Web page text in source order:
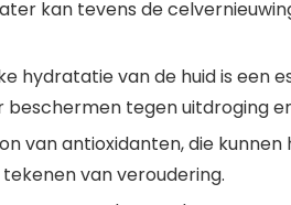
kan tevens de
hydratatie van de huid is een
beschermen tegen uitdroging
van antioxidanten, die
van veroudering.